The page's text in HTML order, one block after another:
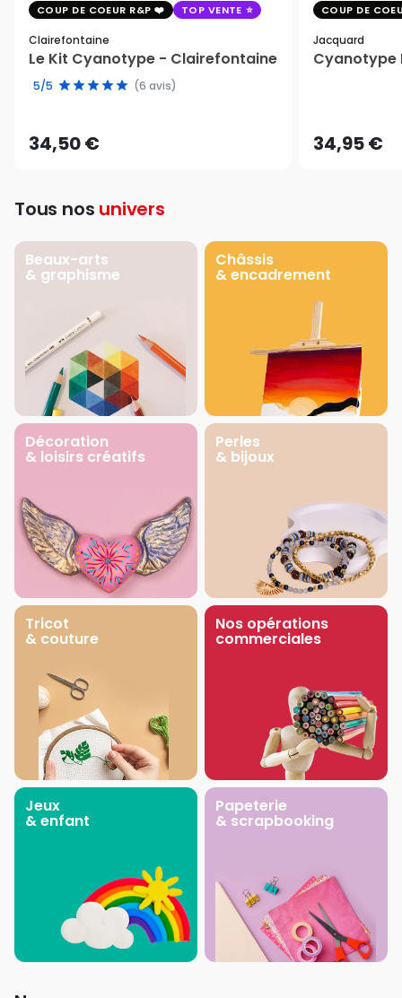
COUP DE COEUR R&P TOP VENTE
Clairefontaine
Le Kit Cyanotype - Clairefontaine
5/5 (6 avis)
34,50 €
COUP DE
Jacquard
Cyanotype
34,95 €
Tous nos univers
Beaux-arts
& graphisme
Châssis
& encadrement
Décoration
& loisirs créatifs
Perles
& bijoux
Tricot
& couture
Nos opérations
commerciales
Jeux
& enfant
Papeterie
& scrapbooking